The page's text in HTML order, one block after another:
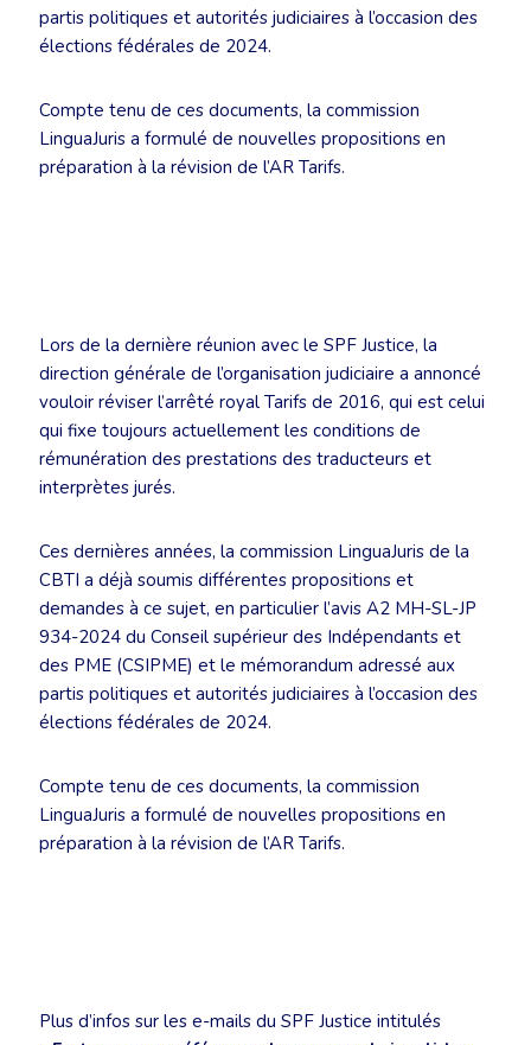
partis politiques et autorités judiciaires à l’occasion des
élections fédérales de 2024.
Compte tenu de ces documents, la commission
LinguaJuris a formulé de nouvelles propositions en
préparation à la révision de l’AR Tarifs.
Lors de la dernière réunion avec le SPF Justice, la
direction générale de l’organisation judiciaire a annoncé
vouloir réviser l’arrêté royal Tarifs de 2016, qui est celui
qui fixe toujours actuellement les conditions de
rémunération des prestations des traducteurs et
interprètes jurés.
Ces dernières années, la commission LinguaJuris de la
CBTI a déjà soumis différentes propositions et
demandes à ce sujet, en particulier l’avis A2 MH-SL-JP
934-2024 du Conseil supérieur des Indépendants et
des PME (CSIPME) et le mémorandum adressé aux
partis politiques et autorités judiciaires à l’occasion des
élections fédérales de 2024.
Compte tenu de ces documents, la commission
LinguaJuris a formulé de nouvelles propositions en
préparation à la révision de l’AR Tarifs.
Plus d’infos sur les e-mails du SPF Justice intitulés